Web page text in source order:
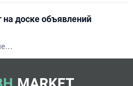
доске объявлений